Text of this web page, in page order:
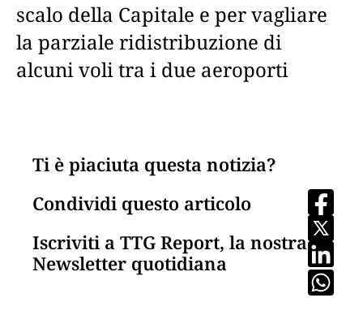
scalo della Capitale e per vagliare
la parziale ridistribuzione di
alcuni voli tra i due aeroporti
Ti è piaciuta questa notizia?
Condividi questo articolo
Iscriviti a TTG Report, la nostra
Newsletter quotidiana